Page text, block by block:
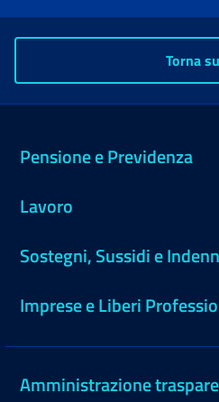
Torna su
Pensione e Previdenza
Lavoro
Sostegni, Sussidi e
Imprese e Liberi
Amministrazione